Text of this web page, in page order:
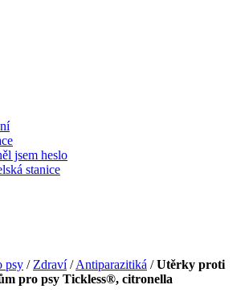
jsem heslo
stanice
psy / Zdraví/Antiparazitiká /Utěrky proti
pro psy Tickless®, citronella